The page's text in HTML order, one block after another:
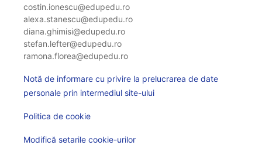
costin.ionescu@edupedu.ro
alexa.stanescu@edupedu.ro
diana.ghimisi@edupedu.ro
stefan.lefter@edupedu.ro
ramona.florea@edupedu.ro
Notă de informare cu privire la prelucrarea de date
personale prin intermediul site-ului
Politica de cookie
Modifică setarile cookie-urilor